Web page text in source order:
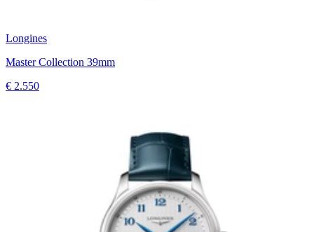
Longines
Master Collection 39mm
€ 2.550